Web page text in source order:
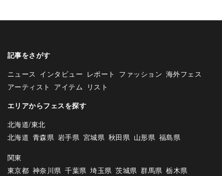
記事をさがす
ニュース インタビュー レポート ファッション 海外フェス
アーティスト アイテム リスト
エリアからフェスを探す
北海道/東北
北海道 青森県 岩手県 宮城県 秋田県 山形県 福島県
関東
東京都 神奈川県 千葉県 埼玉県 茨城県 群馬県 栃木県